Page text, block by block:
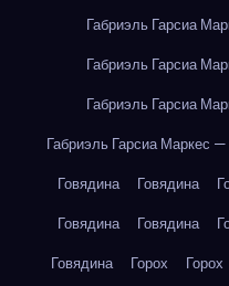
Габриэль Гарсиа
Габриэль Гарсиа
Габриэль Гарсиа
Габриэль Гарсиа Маркес
Говядина
Говядина
Говядина
Говядина
Говядина
Горох Горох